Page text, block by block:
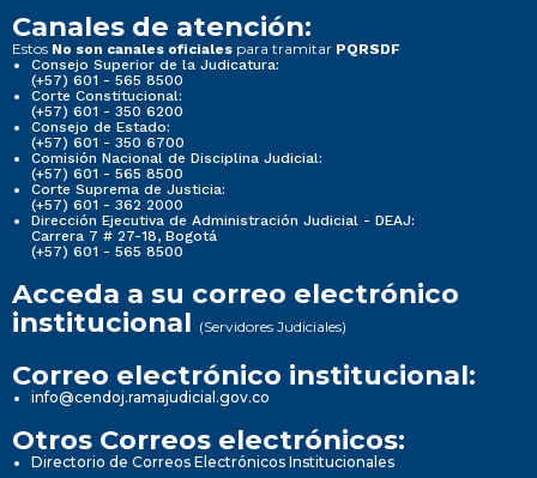
Canales de atención:
Estos No son canales oficiales para tramitar PQRSDF
Consejo Superior de la Judicatura:
(+57) 601 - 565 8500
Corte Constitucional:
(+57) 601 - 350 6200
Consejo de Estado:
(+57) 601 - 350 6700
Comisión Nacional de Disciplina Judicial:
(+57) 601 - 565 8500
Corte Suprema de Justicia:
(+57) 601 - 362 2000
Dirección Ejecutiva de Administración Judicial - DEAJ:
Carrera 7 # 27-18, Bogotá
(+57) 601 - 565 8500
Acceda a su correo electrónico
institucional (Servidores Judiciales)
Correo electrónico institucional:
info@cendoj.ramajudicial.gov.co
Otros Correos electrónicos:
Directorio de Correos Electrónicos Institucionales